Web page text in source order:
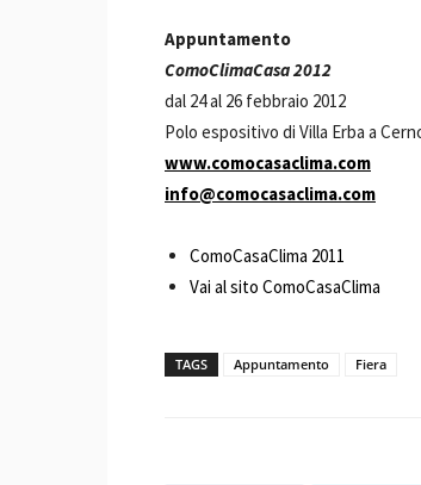
Appuntamento
ComoClimaCasa 2012
dal 24 al 26 febbraio 2012
Polo espositivo di Villa Erba a
www.comocasaclima.com
info@comocasaclima.com
ComoCasaClima 2011
Vai al sito ComoCasaClima
TAGS Appuntamento Fiera